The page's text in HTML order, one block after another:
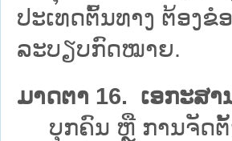
ປະເທດຕົ້ນທາງ ຕ້ອງ
ລະບຽບກົດໝາຍ.
ມາດຕາ 16. ເອກະສາ
ບຸກຄົນ ຫຼື ການຈັດຕັ້